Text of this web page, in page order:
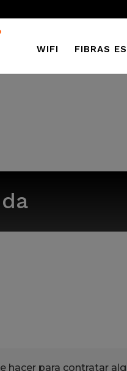
WIFI FIBRAS
hacer para contratar